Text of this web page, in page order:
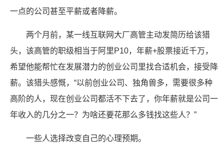
一点的公司甚至平薪或者降薪。
两个月前，某一线互联网大厂高管主动发简历给该猎
头，该高管的职级相当于阿里P10，年薪+股票接近千万，
希望他能帮忙在发展潜力的创业公司里找合适机会，接受降
薪。该猎头感慨，“以前创业公司、独角兽多，需要很多种
高阶的人，现在创业公司都活不下去了，你年薪就是公司一
年收入的几分之一？为啥还要花那么多钱找这些人？”
一些人选择改变自己的心理预期。